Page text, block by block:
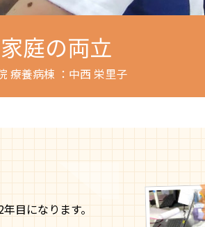
庭の両立
療養病棟 ：中西 栄里子
目になります。